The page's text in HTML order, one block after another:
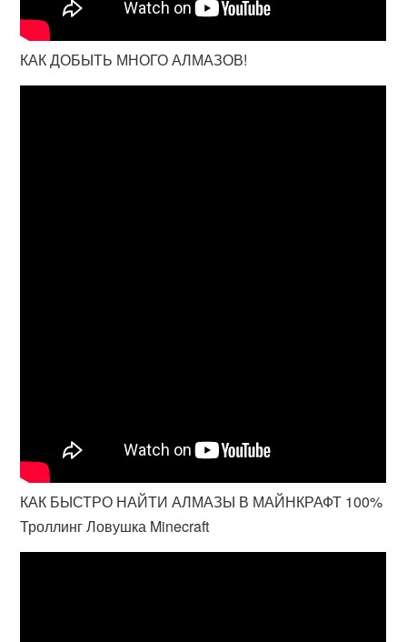
КАК ДОБЫТЬ МНОГО АЛМАЗОВ!
КАК БЫСТРО НАЙТИ АЛМАЗЫ В МАЙНКРАФТ 100%
Троллинг Ловушка Minecraft